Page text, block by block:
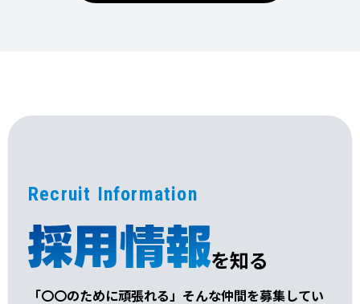
Recruit Information
を知る
「〇〇のために頑張れる」そんな仲間を募集してい